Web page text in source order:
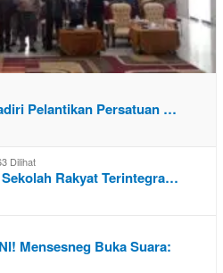
Pelantikan Persatuan …
Dilihat
Rakyat Terintegra…
Mensesneg Buka Suara: